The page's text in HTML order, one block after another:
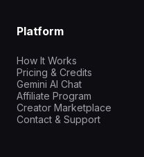
Platform
How It Works
Pricing & Credits
Gemini AI Chat
Affiliate Program
Creator Marketplace
Contact & Support